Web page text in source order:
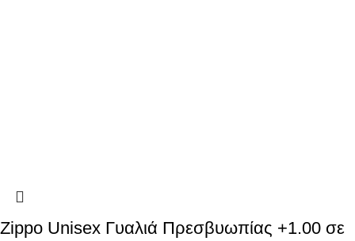
Zippo Unisex Γυαλιά Πρεσβυωπίας +1.00 σε